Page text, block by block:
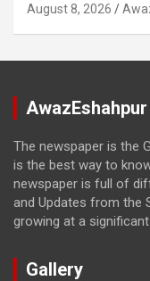
August 8, 2026
AwazEshahpur
The newspaper is the
is the best way to
newspaper is full of
and Updates from the
growing at a
Gallery